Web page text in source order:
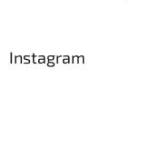
Instagram